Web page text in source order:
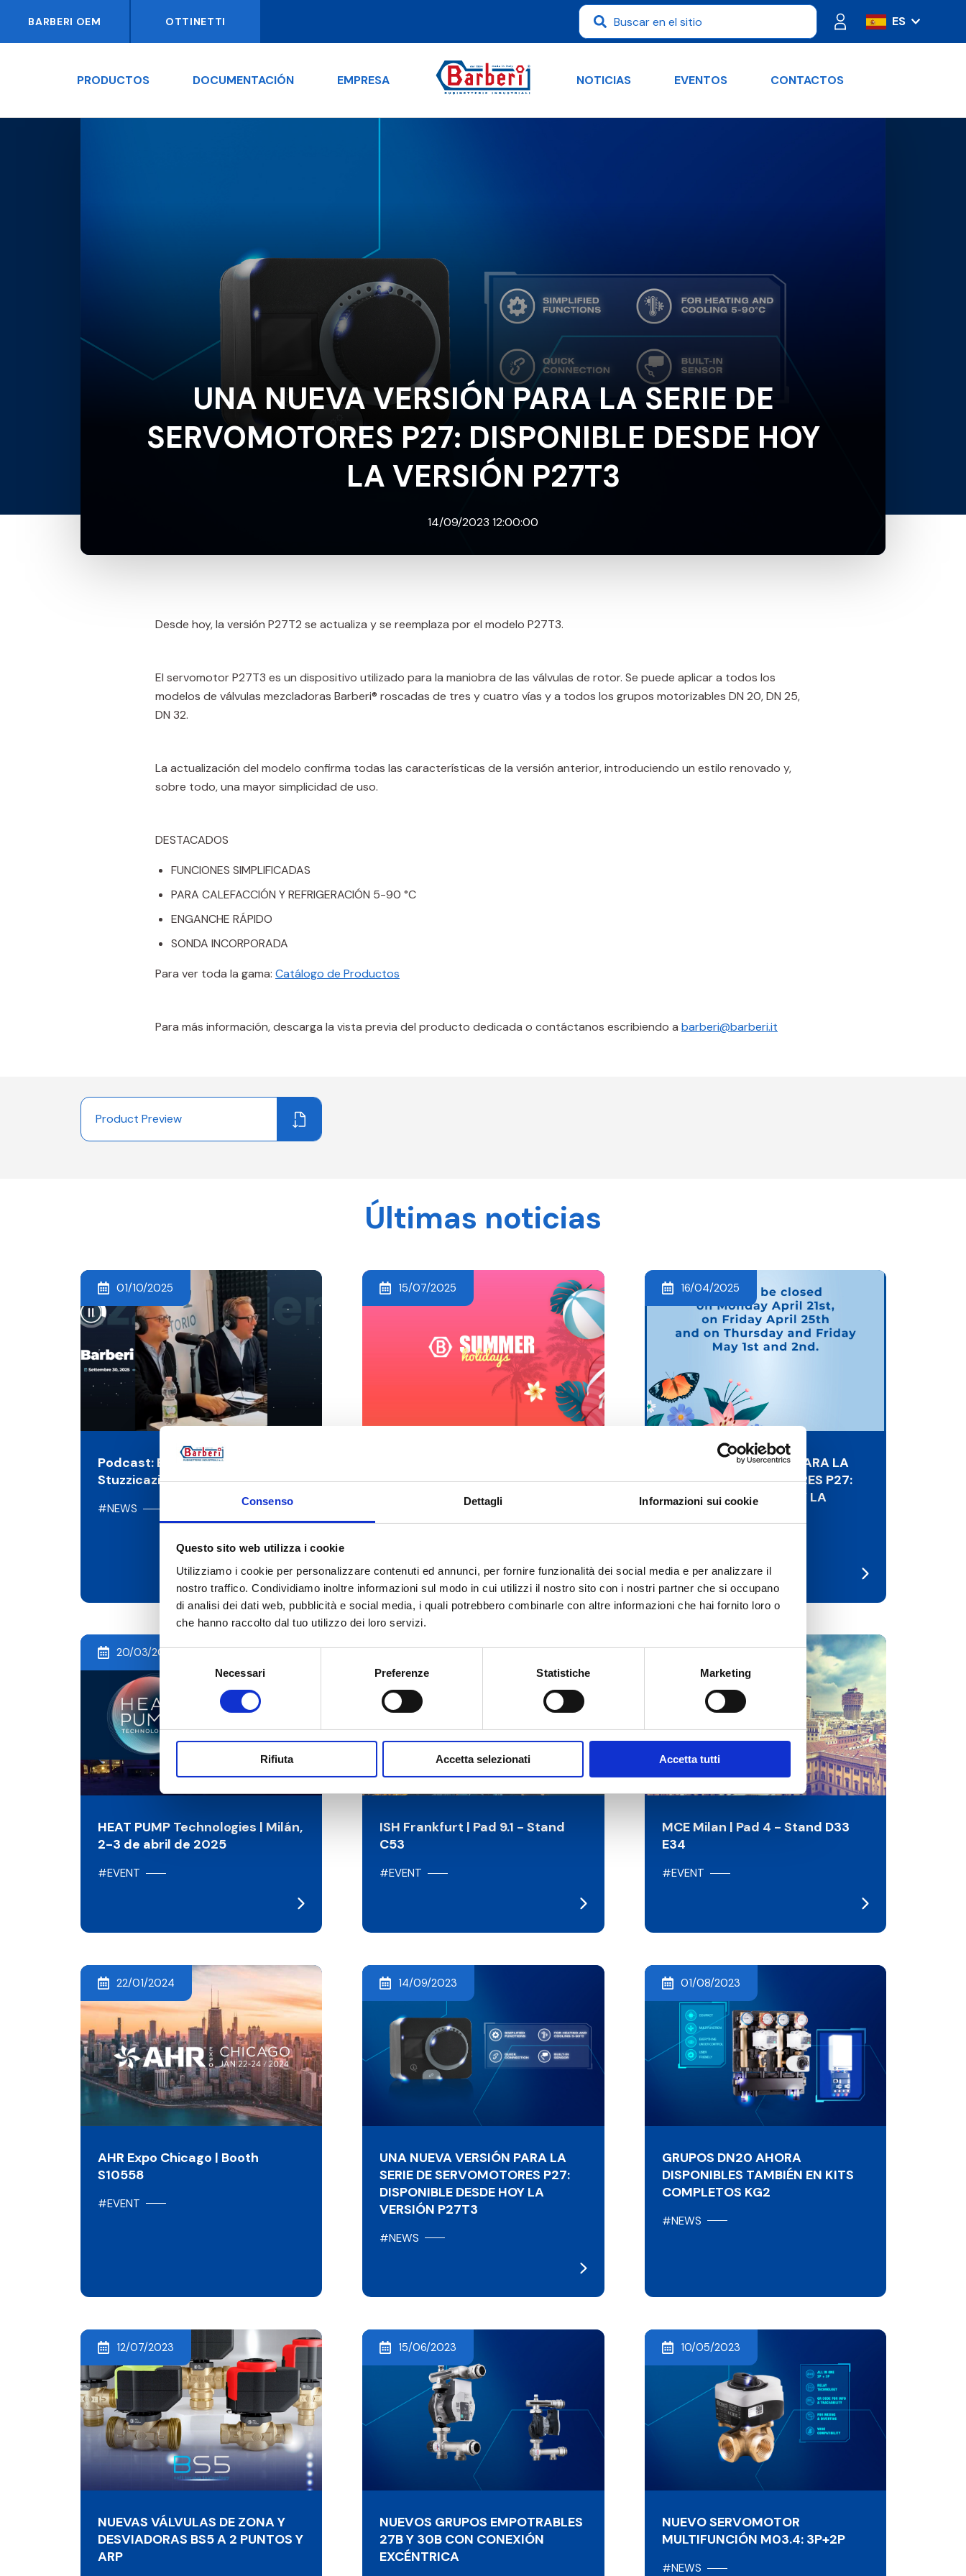
Consenso Dettagli Informazioni sui cookie
Questo sito web utilizza i cookie
Utilizziamo i cookie per personalizzare contenuti ed annunci, per fornire funzionalità dei social media e per analizzare il
nostro traffico. Condividiamo inoltre informazioni sul modo in cui utilizzi il nostro sito con i nostri partner che si occupano
di analisi dei dati web, pubblicità e social media, i quali potrebbero combinarle con altre informazioni che hai fornito loro o
che hanno raccolto dal tuo utilizzo dei loro servizi.
Selezione
del
consenso
Necessari Preferenze Statistiche Marketing
Rifiuta Accetta selezionati Accetta tutti
BARBERI OEM OTTINETTI
ES
IT
DE
PRODUCTOS DOCUMENTACIÓN EMPRESA NOTICIAS EVENTOS CONTACTOS
UNA NUEVA VERSIÓN PARA LA SERIE DE
SERVOMOTORES P27: DISPONIBLE DESDE HOY
LA VERSIÓN P27T3
14/09/2023 12:00:00
Desde hoy, la versión P27T2 se actualiza y se reemplaza por el modelo P27T3.
El servomotor P27T3 es un dispositivo utilizado para la maniobra de las válvulas de rotor. Se puede aplicar a todos los
modelos de válvulas mezcladoras Barberi® roscadas de tres y cuatro vías y a todos los grupos motorizables DN 20, DN 25,
DN 32.
La actualización del modelo confirma todas las características de la versión anterior, introduciendo un estilo renovado y,
sobre todo, una mayor simplicidad de uso.
DESTACADOS
FUNCIONES SIMPLIFICADAS
PARA CALEFACCIÓN Y REFRIGERACIÓN 5-90 °C
ENGANCHE RÁPIDO
SONDA INCORPORADA
Para ver toda la gama:Catálogo de Productos
Para más información, descarga la vista previa del producto dedicada o contáctanos escribiendo abarberi@barberi.it
Product Preview
Últimas noticias
01/10/2025
Podcast: Barberi @
Stuzzicaziende di IMLAND Radio
#NEWS
15/07/2025 16/04/2025
UNA NUEVA VERSIÓN PARA LA
SERIE DE SERVOMOTORES P27:
DISPONIBLE DESDE HOY LA
20/03/2025
HEAT PUMP Technologies | Milán,
2-3 de abril de 2025
#EVENT
17/03/2025
ISH Frankfurt | Pad 9.1 - Stand
C53
#EVENT
12/03/2024
MCE Milan | Pad 4 - Stand D33
E34
#EVENT
22/01/2024
AHR Expo Chicago | Booth
S10558
#EVENT
14/09/2023
UNA NUEVA VERSIÓN PARA LA
SERIE DE SERVOMOTORES P27:
DISPONIBLE DESDE HOY LA
VERSIÓN P27T3
#NEWS
01/08/2023
GRUPOS DN20 AHORA
DISPONIBLES TAMBIÉN EN KITS
COMPLETOS KG2
#NEWS
12/07/2023
NUEVAS VÁLVULAS DE ZONA Y
DESVIADORAS BS5 A 2 PUNTOS Y
ARP
15/06/2023
NUEVOS GRUPOS EMPOTRABLES
27B Y 30B CON CONEXIÓN
EXCÉNTRICA
10/05/2023
NUEVO SERVOMOTOR
MULTIFUNCIÓN M03.4: 3P+2P
#NEWS